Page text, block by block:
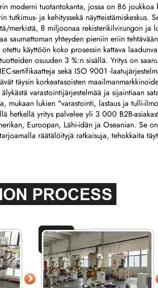
moderni tuotantokanta, jossa on 86 joukkoa
tutkimus- ja kehityssekä näytteistämiskeskus.
merkistä, 8 miljoonaa rekisterikilvirungon
saumattoman yhteyden pieniin eriin
käyttöön koko prosessin kattava
osuuden 3 %:n sisällä. Yritys on
sertifikaatteja sekä ISO 9001 -
täysin korkeatasoisten
varastointijärjestelmää ja sijaintiaan
mukaan lukien "varastointi, lastaus ja tulli-
hetkellä yritys palvelee yli 3 000 B2B-
Euroopan, Lähi-idän ja Oseanian. Se
räätälöityjä ratkaisuja, tehokkaita